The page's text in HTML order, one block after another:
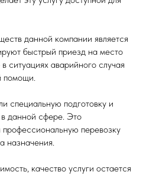
данной компании является
быстрый приезд на место
ситуациях аварийного случая
помощи.
специальную подготовку и
данной сфере. Это
перевозку
назначения.
качество услуги остается